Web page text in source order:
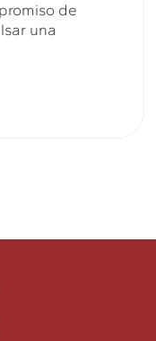
de
una